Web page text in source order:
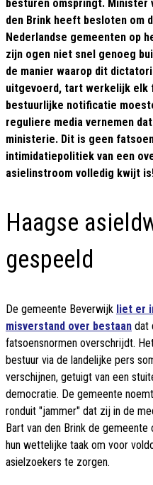
besturen omspringt. Minister
den Brink heeft besloten om
Nederlandse gemeenten op
zijn ogen niet snel genoeg
de manier waarop dit
uitgevoerd, tart werkelijk elk
bestuurlijke notificatie
reguliere media vernemen
ministerie. Dit is geen
intimidatiepolitiek van een
asielinstroom volledig kwijt
Haagse
gespeeld
De gemeente Beverwijk liet er
misverstand over bestaan dat
fatsoensnormen overschrijdt.
bestuur via de landelijke pers
verschijnen, getuigt van een
democratie. De gemeente
ronduit "jammer" dat zij in de
Bart van den Brink de
hun wettelijke taak om voor
asielzoekers te zorgen.